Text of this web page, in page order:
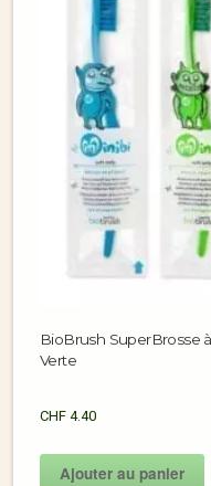
BioBrush SuperBrosse
Verte
CHF 4.40
Ajouter au panier